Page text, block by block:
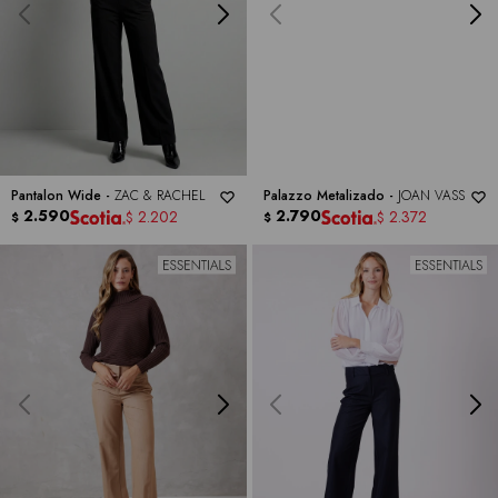
Pantalon Wide - ZAC & RACHEL
$ 2.590 $ 2.202
Palazzo Metalizado - JOAN VASS
$ 2.790 $ 2.372